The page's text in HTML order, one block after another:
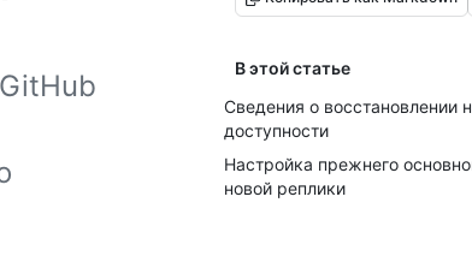
В этой статье
Сведения о восстановлении
доступности
Настройка прежнего
новой реплики